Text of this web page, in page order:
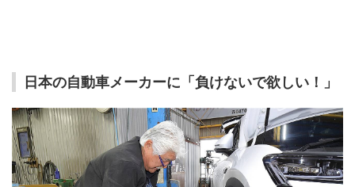
日本の自動車メーカーに「負けないで欲しい！」